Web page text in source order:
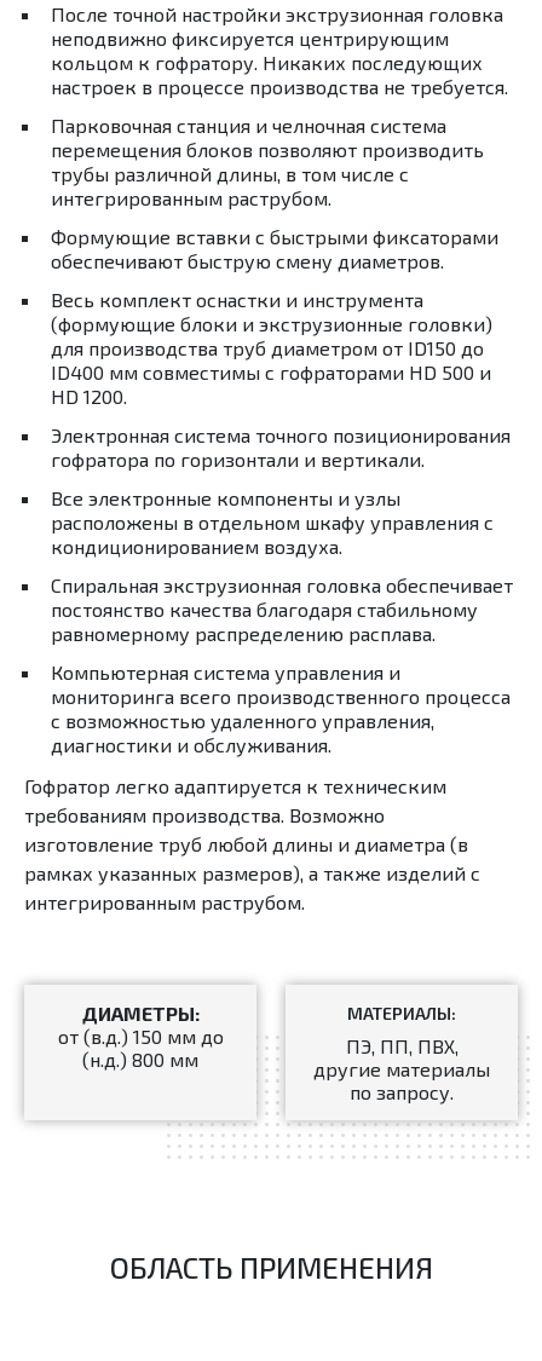
После точной настройки экструзионная головка
неподвижно фиксируется центрирующим
кольцом к гофратору. Никаких последующих
настроек в процессе производства не требуется.
Парковочная станция и челночная система
перемещения блоков позволяют производить
трубы различной длины, в том числе с
интегрированным раструбом.
Формующие вставки с быстрыми фиксаторами
обеспечивают быструю смену диаметров.
Весь комплект оснастки и инструмента
(формующие блоки и экструзионные головки)
для производства труб диаметром от ID150 до
ID400 мм совместимы с гофраторами HD 500 и
HD 1200.
Электронная система точного позиционирования
гофратора по горизонтали и вертикали.
Все электронные компоненты и узлы
расположены в отдельном шкафу управления с
кондиционированием воздуха.
Спиральная экструзионная головка обеспечивает
постоянство качества благодаря стабильному
равномерному распределению расплава.
Компьютерная система управления и
мониторинга всего производственного процесса
с возможностью удаленного управления,
диагностики и обслуживания.
Гофратор легко адаптируется к техническим
требованиям производства. Возможно
изготовление труб любой длины и диаметра (в
рамках указанных размеров), а также изделий с
интегрированным раструбом.
ДИАМЕТРЫ:
от (в.д.) 150 мм до
(н.д.) 800 мм
МАТЕРИАЛЫ:
ПЭ, ПП, ПВХ,
другие материалы
по запросу.
ОБЛАСТЬ ПРИМЕНЕНИЯ